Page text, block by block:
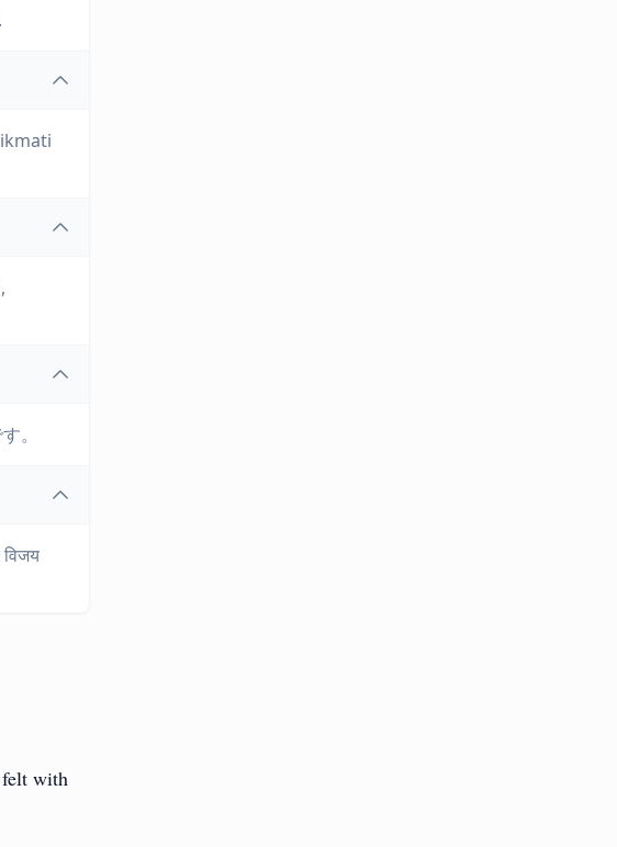
。
विजय
felt with